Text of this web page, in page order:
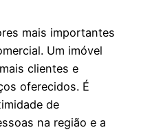
mais importantes
Um imóvel
clientes e
oferecidos. É
de
na região e a